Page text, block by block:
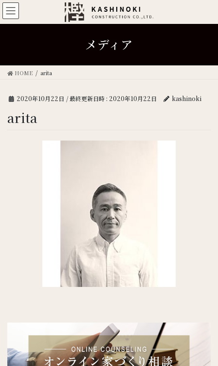
メディア
HOME arita
2020年10月22日 / 最終更新日時 : 2020年10月22日 kashinoki
arita